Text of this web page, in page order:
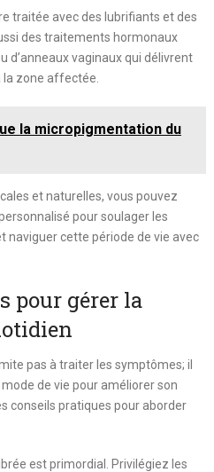
traitée avec des lubrifiants et des
des traitements hormonaux
d’anneaux vaginaux qui délivrent
zone affectée.
la micropigmentation du
et naturelles, vous pouvez
pour soulager les
naviguer cette période de vie avec
pour gérer la
pas à traiter les symptômes; il
de vie pour améliorer son
conseils pratiques pour aborder
est primordial. Privilégiez les